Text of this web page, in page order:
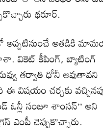
థరూర్.
అప్పటినుంచే అతడికి
వికెట్ కీపింగ్, బ్యాటింగ్
తర్వాతి ధోనీ అవుతావని
విషయం చర్చకు
సంజూ శాంసన్’’ అని
ఎంపీ చెప్పుకొచ్చారు.